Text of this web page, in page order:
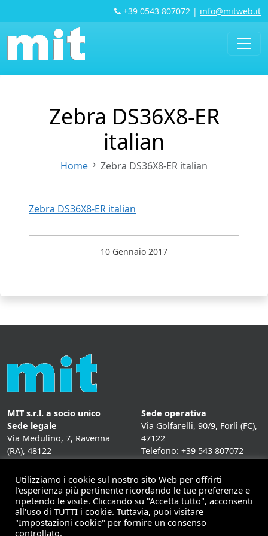
+39 0543 807072 | info@mitweb.it
Zebra DS36X8-ER
italian
Home Zebra DS36X8-ER italian
Zebra DS36X8-ER italian
10 Gennaio 2017
MIT s.r.l. a socio unico
Sede legale
Via Medulino, 7, Ravenna
(RA), 48122
Sede operativa
Via Golfarelli, 90/9, Forlì (FC),
47122
Telefono: +39 543 807072
Mail: info@mitweb.it
INFORMATIVE
Privacy Policy
Cookie Policy
Utilizziamo i cookie sul nostro sito Web per offrirti
l'esperienza più pertinente ricordando le tue preferenze e
ripetendo le visite. Cliccando su "Accetta tutto", acconsenti
all'uso di TUTTI i cookie. Tuttavia, puoi visitare
"Impostazioni cookie" per fornire un consenso
controllato.